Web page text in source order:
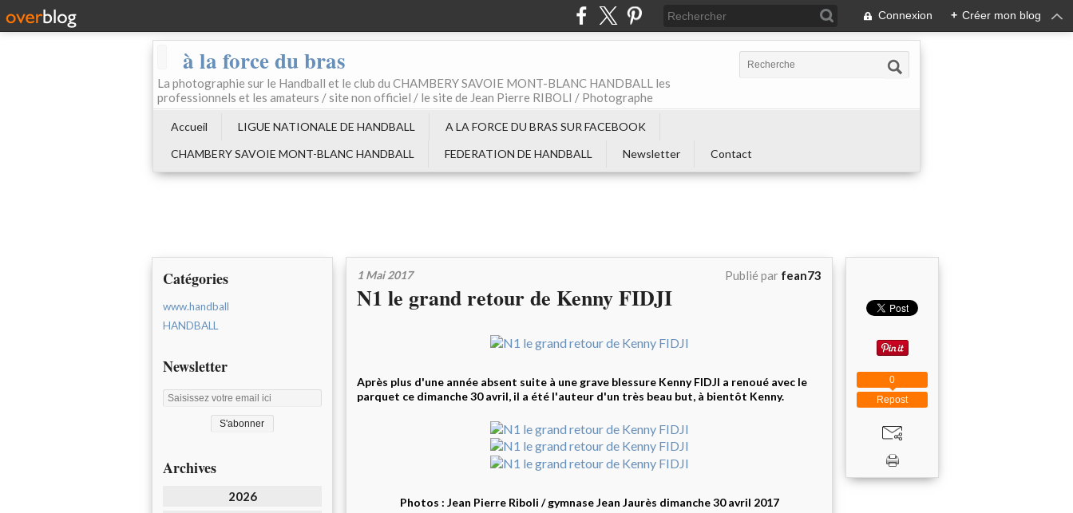
Connexion + Créer mon blog
à la force du bras
La photographie sur le Handball et le club du CHAMBERY SAVOIE MONT-BLANC HANDBALL les
professionnels et les amateurs / site non officiel / le site de Jean Pierre RIBOLI / Photographe
Accueil LIGUE NATIONALE DE HANDBALL
A LA FORCE DU BRAS SUR FACEBOOK
CHAMBERY SAVOIE MONT-BLANC HANDBALL
FEDERATION DE HANDBALL Newsletter Contact
Catégories
www.handball
HANDBALL
Newsletter
Archives
2026
1 Mai 2017 Publié par fean73
N1 le grand retour de Kenny FIDJI
Après plus d'une année absent suite à une grave blessure Kenny FIDJI a renoué avec le
parquet ce dimanche 30 avril, il a été l'auteur d'un très beau but, à bientôt Kenny.
Photos : Jean Pierre Riboli / gymnase Jean Jaurès dimanche 30 avril 2017
Repost
0